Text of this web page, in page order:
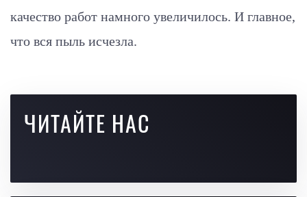
качество работ намного увеличилось. И главное,
что вся пыль исчезла.
ЧИТАЙТЕ НАС